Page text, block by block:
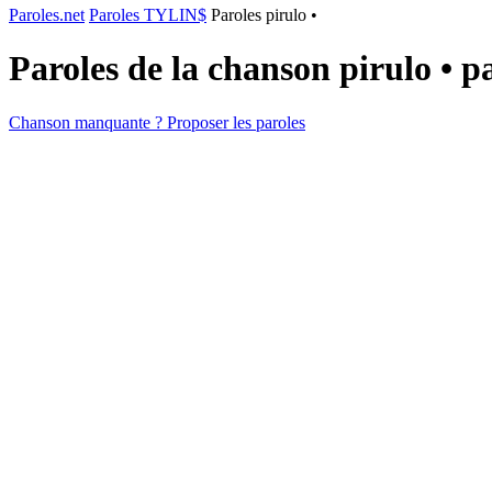
Paroles.net Paroles TYLIN$ Paroles ​pirulo •
Paroles de la chanson ​pirulo •
Chanson manquante ? Proposer les paroles